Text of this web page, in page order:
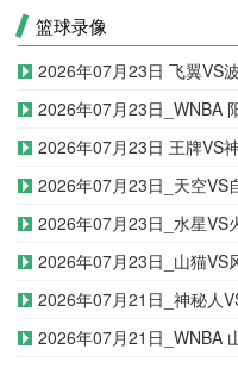
篮球录像
2026年07月23日 飞翼VS波
2026年07月23日_WNBA 阳
2026年07月23日 王牌VS
2026年07月23日_天空VS自
2026年07月23日_水星VS
2026年07月23日_山猫VS风
2026年07月21日_神秘人VS
2026年07月21日_WNBA 山